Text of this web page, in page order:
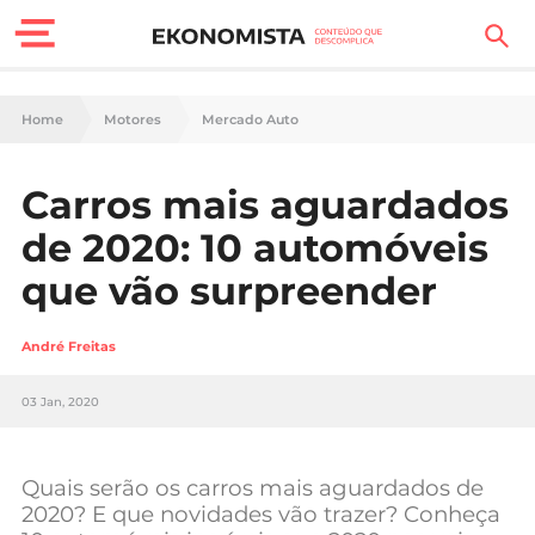
Finanças Pessoais
Carreira
Casa
Lifestyle
Sociedade
Negócios
Home Motores Mercado Auto
Carros mais aguardados
de 2020: 10 automóveis
que vão surpreender
André Freitas
03 Jan, 2020
Quais serão os carros mais aguardados de
2020? E que novidades vão trazer? Conheça